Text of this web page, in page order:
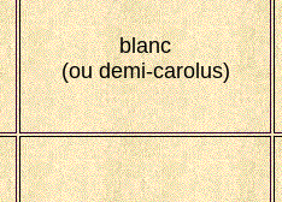
blanc
(ou demi-carolus)